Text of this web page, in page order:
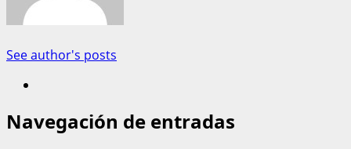
See author's posts
Navegación de entradas